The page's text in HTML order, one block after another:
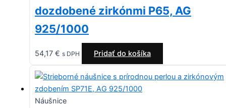
dozdobené zirkónmi P65, AG
925/1000
54,17 € s DPH Pridať do košíka
Náušnice